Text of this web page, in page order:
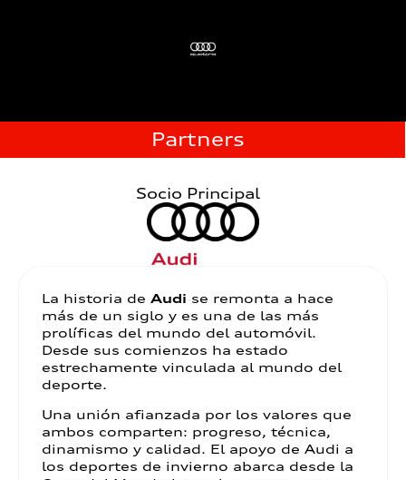
Partners
Socio Principal
La historia de Audi se remonta a hace
más de un siglo y es una de las más
prolíficas del mundo del automóvil.
Desde sus comienzos ha estado
estrechamente vinculada al mundo del
deporte.
Una unión afianzada por los valores que
ambos comparten: progreso, técnica,
dinamismo y calidad. El apoyo de Audi a
los deportes de invierno abarca desde la